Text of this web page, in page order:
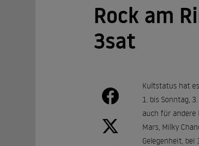
Rock am
3sat
Kultstatus hat
1. bis Sonntag,
auch für andere
Mars, Milky
Gelegenheit,